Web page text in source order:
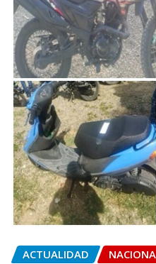
ACTUALIDAD